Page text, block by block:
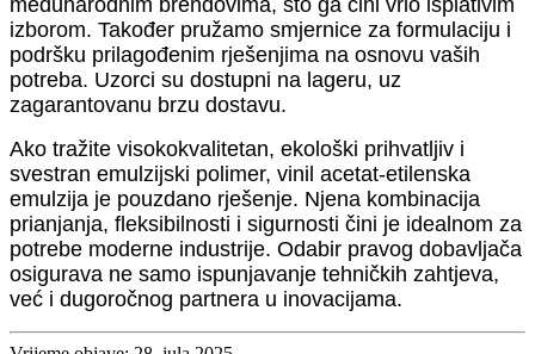
međunarodnim brendovima, što ga čini vrlo isplativim
izborom. Također pružamo smjernice za formulaciju i
podršku prilagođenim rješenjima na osnovu vaših
potreba. Uzorci su dostupni na lageru, uz
zagarantovanu brzu dostavu.
Ako tražite visokokvalitetan, ekološki prihvatljiv i
svestran emulzijski polimer, vinil acetat-etilenska
emulzija je pouzdano rješenje. Njena kombinacija
prianjanja, fleksibilnosti i sigurnosti čini je idealnom za
potrebe moderne industrije. Odabir pravog dobavljača
osigurava ne samo ispunjavanje tehničkih zahtjeva,
već i dugoročnog partnera u inovacijama.